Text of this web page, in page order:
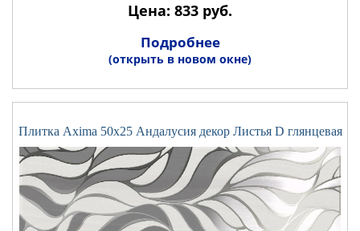
Цена: 833 руб.
Подробнее
(открыть в новом окне)
Плитка Axima 50x25 Андалусия декор Листья D глянцевая